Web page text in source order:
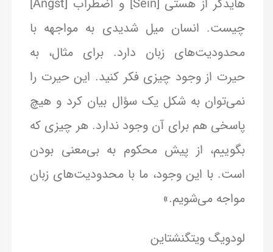
هایدگر از هستی [Sein] و اضطراب [Angst]
چیست. انسان میل شدیدی به مواجهه با
محدودیت‌های زبان دارد. برای مثال، به
حیرت از وجود چیزی فکر کنید. این حیرت را
نمی‌توان به شکل یک سؤال بیان کرد و هیچ
پاسخی هم برای آن وجود ندارد. هر چیزی که
بگوییم، از پیش محکوم به بی‌معنی بودن
است. با این وجود، ما با محدودیت‌های زبان
مواجه می‌شویم.»
لودویگ ویتگنشتاین